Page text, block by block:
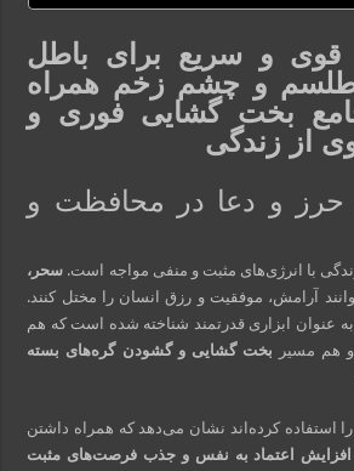
و سریع برای باطل
و چشم زخم همراه
بخت گشایی فوری و
از زندگی
و دعا در محافظت و
با انرژی‌های مثبت و منفی مواجه است. سحر،
آرامش، موفقیت و رزق انسان را مختل کنند.
عنوان ابزاری قدرتمند شناخته شده است که هم
هم مسیر بخت گشایی و گشودن گره‌های بسته
را استفاده کرده‌اند نشان می‌دهد که همراه داشتن
افزایش اعتماد به نفس و جذب فرصت‌های مثبت